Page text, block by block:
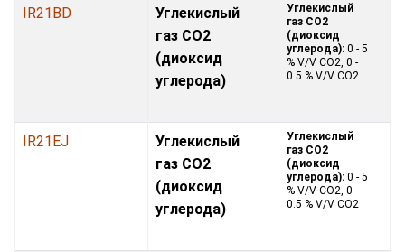
IR21BD
Углекислый
газ CO2
(диоксид
углерода)
Углекислый
газ CO2
(диоксид
углерода): 0 - 5
% V/V CO2, 0 -
0.5 % V/V CO2
IR21EJ
Углекислый
газ CO2
(диоксид
углерода)
Углекислый
газ CO2
(диоксид
углерода): 0 - 5
% V/V CO2, 0 -
0.5 % V/V CO2